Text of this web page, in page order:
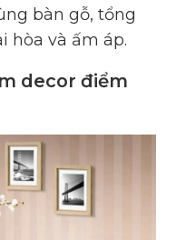
bàn gỗ, tổng
hòa và ấm áp.
decor điểm